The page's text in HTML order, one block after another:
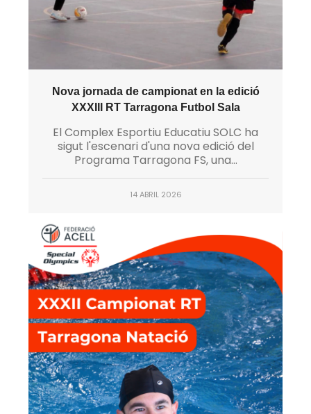
Nova jornada de campionat en la edició
XXXIII RT Tarragona Futbol Sala
El Complex Esportiu Educatiu SOLC ha
sigut l'escenari d'una nova edició del
Programa Tarragona FS, una...
14 ABRIL 2026